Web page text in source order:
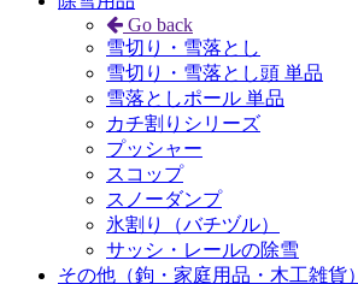
Go back
雪切り・雪落とし
雪切り・雪落とし頭 単品
雪落としポール 単品
カチ割りシリーズ
プッシャー
スコップ
スノーダンプ
氷割り（バチヅル）
サッシ・レールの除雪
その他（鉤・家庭用品・木工雑貨）